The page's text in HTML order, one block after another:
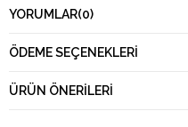
YORUMLAR(0)
ÖDEME SEÇENEKLERI
ÜRÜN ÖNERILERI